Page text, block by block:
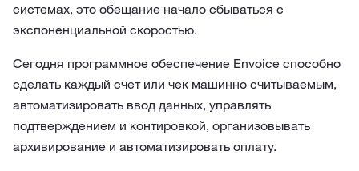
системах, это обещание начало сбываться с
экспоненциальной скоростью.
Сегодня программное обеспечение Envoice способно
сделать каждый счет или чек машинно считываемым,
автоматизировать ввод данных, управлять
подтверждением и контировкой, организовывать
архивирование и автоматизировать оплату.